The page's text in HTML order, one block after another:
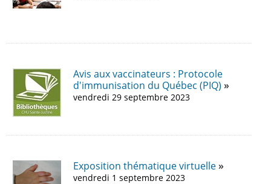
Avis aux vaccinateurs : Protocole
d'immunisation du Québec (PIQ)
vendredi 29 septembre 2023
Exposition thématique virtuelle
vendredi 1 septembre 2023